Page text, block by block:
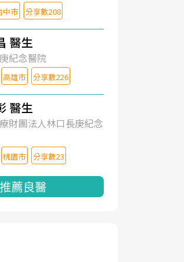
中市 分享數208
醫生
紀念醫院
高雄市 分享數226
醫生
財團法人林口長庚紀念
桃園市 分享數23
薦良醫